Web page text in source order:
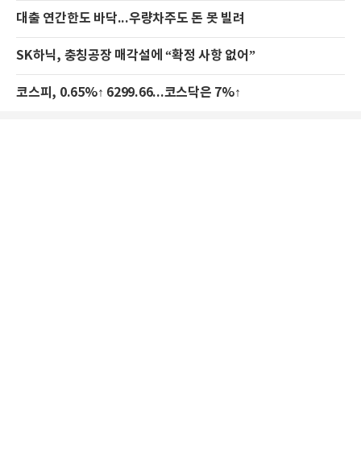
대출 연간한도 바닥...우량차주도 돈 못 빌려
SK하닉, 충칭공장 매각설에 “확정 사항 없어”
코스피, 0.65%↑ 6299.66...코스닥은 7%↑